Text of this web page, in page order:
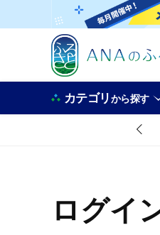
カテゴリから探す
ログイ